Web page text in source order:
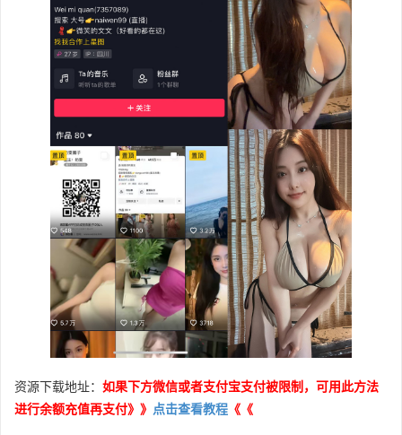
资源下载地址： 如果下方微信或者支付宝支付被限制，可用此方法
进行余额充值再支付》》 点击查看教程 《《